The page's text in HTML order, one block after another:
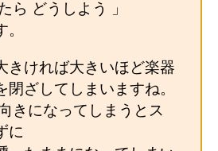
ら どうしよう 」
ければ大きいほど楽器
閉ざしてしまいますね。
きになってしまうとス
に